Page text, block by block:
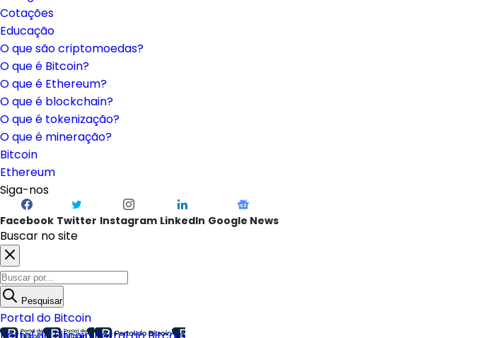
Tecnologia
Inteligência Artificial
Cotações
Educação
O que são criptomoedas?
O que é Bitcoin?
O que é Ethereum?
O que é blockchain?
O que é tokenização?
O que é mineração?
Bitcoin
Ethereum
Siga-nos
Facebook
Buscar no site
Pesquisar